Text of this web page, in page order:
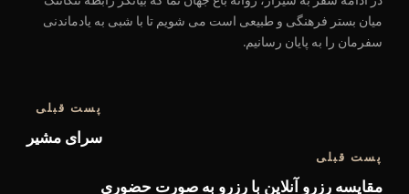
میان بستر فرهنگی و طبیعی است می شویم تا با شبی به یادماندنی
سفرمان را به پایان رسانیم.
پست قبلی
سرای مشیر
پست قبلی
مقایسه رزرو آنلاین با رزرو به صورت حضوری